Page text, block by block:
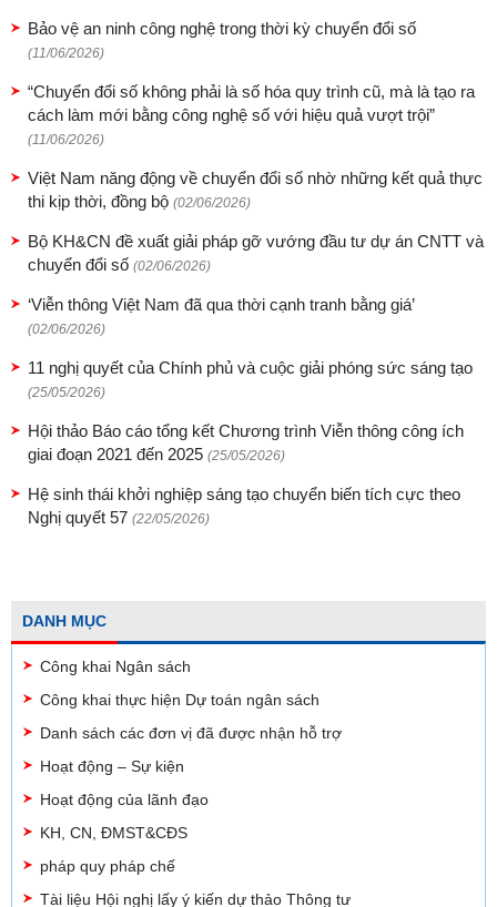
Bảo vệ an ninh công nghệ trong thời kỳ chuyển đổi số
(11/06/2026)
“Chuyển đổi số không phải là số hóa quy trình cũ, mà là tạo ra
cách làm mới bằng công nghệ số với hiệu quả vượt trội”
(11/06/2026)
Việt Nam năng động về chuyển đổi số nhờ những kết quả thực
thi kịp thời, đồng bộ (02/06/2026)
Bộ KH&CN đề xuất giải pháp gỡ vướng đầu tư dự án CNTT và
chuyển đổi số (02/06/2026)
‘Viễn thông Việt Nam đã qua thời cạnh tranh bằng giá’
(02/06/2026)
11 nghị quyết của Chính phủ và cuộc giải phóng sức sáng tạo
(25/05/2026)
Hội thảo Báo cáo tổng kết Chương trình Viễn thông công ích
giai đoạn 2021 đến 2025 (25/05/2026)
Hệ sinh thái khởi nghiệp sáng tạo chuyển biến tích cực theo
Nghị quyết 57 (22/05/2026)
DANH MỤC
Công khai Ngân sách
Công khai thực hiện Dự toán ngân sách
Danh sách các đơn vị đã được nhận hỗ trợ
Hoạt động – Sự kiện
Hoạt động của lãnh đạo
KH, CN, ĐMST&CĐS
pháp quy pháp chế
Tài liệu Hội nghị lấy ý kiến dự thảo Thông tư